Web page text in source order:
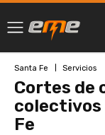
Santa Fe Servicios
Cortes de
colectivos
Fe